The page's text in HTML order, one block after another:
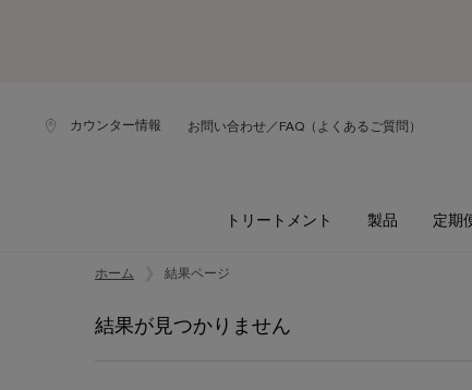
カウンター情報 お問い合わせ／FAQ（よくあるご質問）
トリートメント 製品 定期
ホーム
結果ページ
結果が見つかりません